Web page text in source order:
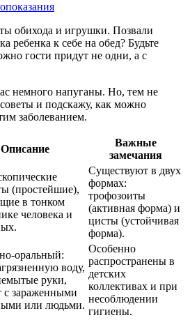
обихода и игрушки. Позвали
ребенка к себе на обед? Будьте
гости придут не одни, а с
немного напуганы. Но, тем не
и подскажу, как можно
заболеванием.
Описание
Важные
замечания
(простейшие),
в тонком
человека и
Существуют в двух
формах:
трофозоиты
(активная форма) и
цисты (устойчивая
форма).
оральный:
воду,
руки,
с зараженными
или людьми.
Особенно
распространены в
детских
коллективах и при
несоблюдении
гигиены.